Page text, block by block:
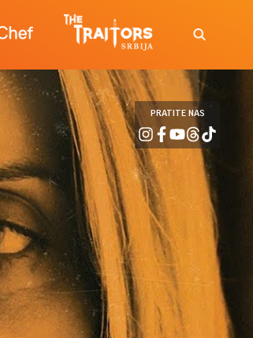
PRATITE NAS